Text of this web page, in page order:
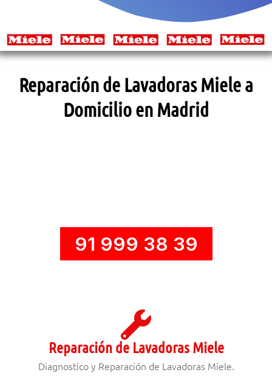
Reparación de Lavadoras Miele a
Domicilio en Madrid
91 999 38 39
Reparación de Lavadoras Miele
Diagnostico y Reparación de Lavadoras Miele.